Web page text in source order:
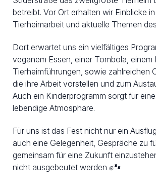
betreibt. Vor Ort erhalten wir Einblicke
Tierheimarbeit und aktuelle Themen
Dort erwartet uns ein vielfältiges
veganem Essen, einer Tombola, einem
Tierheimführungen, sowie zahlreichen
die ihre Arbeit vorstellen und zum
Auch ein Kinderprogramm sorgt für
lebendige Atmosphäre.
Für uns ist das Fest nicht nur ein
auch eine Gelegenheit, Gespräche zu
gemeinsam für eine Zukunft
nicht ausgebeutet werden ✊🐾